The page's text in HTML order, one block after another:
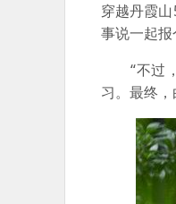
穿越丹霞
事说一起
“不过，
习。最终，